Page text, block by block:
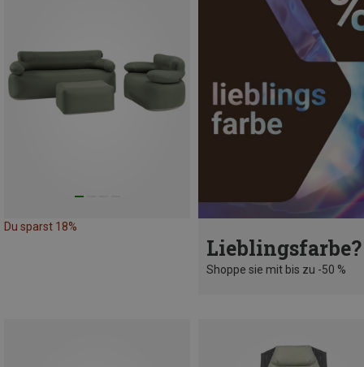
Du sparst 18%
Lieblingsfarbe?
Shoppe sie mit bis zu -50 %